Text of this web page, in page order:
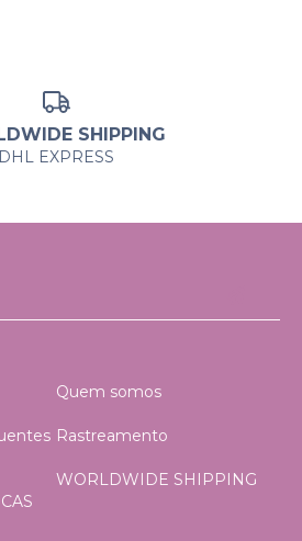
SHIPPING
DHL EXPRESS
Quem somos
Rastreamento
WORLDWIDE SHIPPING